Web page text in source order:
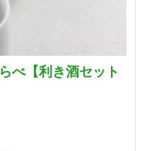
べ【利き酒セット